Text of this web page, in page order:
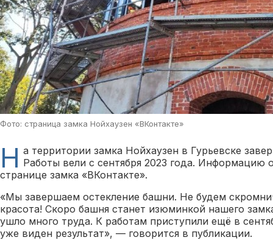
Фото: страница замка Нойхаузен «ВКонтакте»
Н а территории замка Нойхаузен в Гурьевске
Работы вели с сентября 2023 года. Информацию
странице замка «ВКонтакте».
«Мы завершаем остекление башни. Не будем
красота! Скоро башня станет изюминкой нашего
ушло много труда. К работам приступили ещё в
уже виден результат», — говорится в публикации.